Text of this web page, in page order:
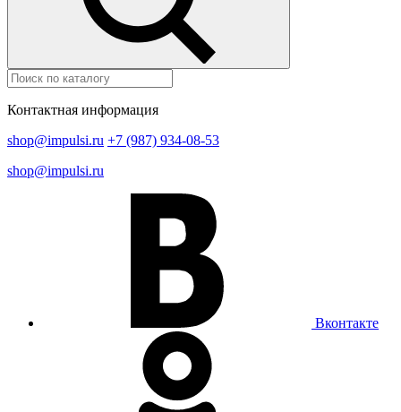
Контактная информация
shop@impulsi.ru +7 (987) 934-08-53
shop@impulsi.ru
Вконтакте